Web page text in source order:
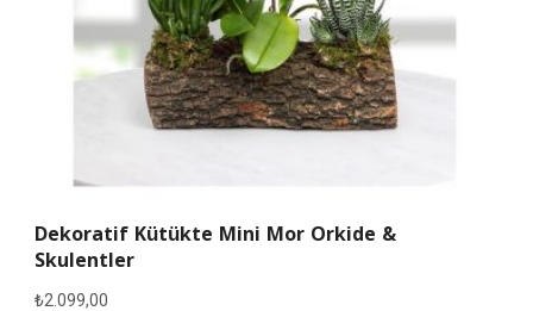
Dekoratif Kütükte Mini Mor Orkide &
Skulentler
₺2.099,00